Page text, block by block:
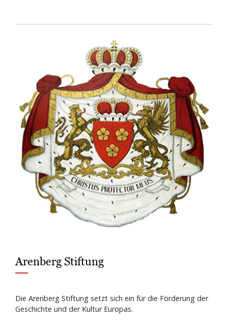
Arenberg Stiftung
Die Arenberg Stiftung setzt sich ein für die Förderung der
Geschichte und der Kultur Europas.